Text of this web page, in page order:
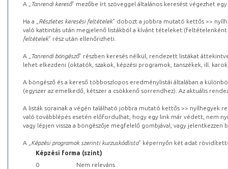
A „ Tanrendi kereső” mezőbe írt szöveggel általános keresést végezhet
Ha a „ Részletes keresési feltételek” dobozt a jobbra mutató kettős >>
való kattintás után megjelenő listákból a kívánt tételeket (feltételenként
feltételek” rész után ellenőrizheti.
A „ Tanrendi böngésző” részben keresés nélkül, rendezett listákat
lehet elkezdeni (oktatók, szakok, képzési programok, tanszékek, ill.
A böngésző és a kereső többoszlopos eredménylistái általában a
(egyszer az emelkedő, kétszer a csökkenő sorrendhez). Az aktuális
A listák sorainak a végén található jobbra mutató kettős >> nyílhegyek
való továbblépés esetén előfordulhat, hogy egy link már védett, nem
vagy lépjen vissza a böngészője megfelelő gombjával, vagy
A „ Képzési programok szerinti kurzuskódlista” képernyőn két adat
Képzési forma (szint)
0
Nem releváns